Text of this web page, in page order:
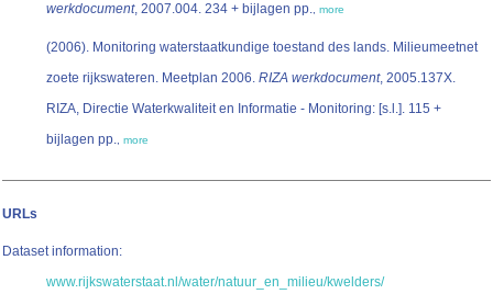
werkdocument, 2007.004. 234 + bijlagen pp., more
(2006). Monitoring waterstaatkundige toestand des lands. Milieumeetnet
zoete rijkswateren. Meetplan 2006. RIZA werkdocument, 2005.137X.
RIZA, Directie Waterkwaliteit en Informatie - Monitoring: [s.l.]. 115 +
bijlagen pp., more
URLs
Dataset information:
www.rijkswaterstaat.nl/water/natuur_en_milieu/kwelders/